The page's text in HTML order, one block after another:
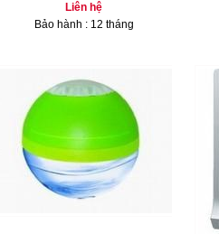
Liên hệ
Bảo hành : 12 tháng